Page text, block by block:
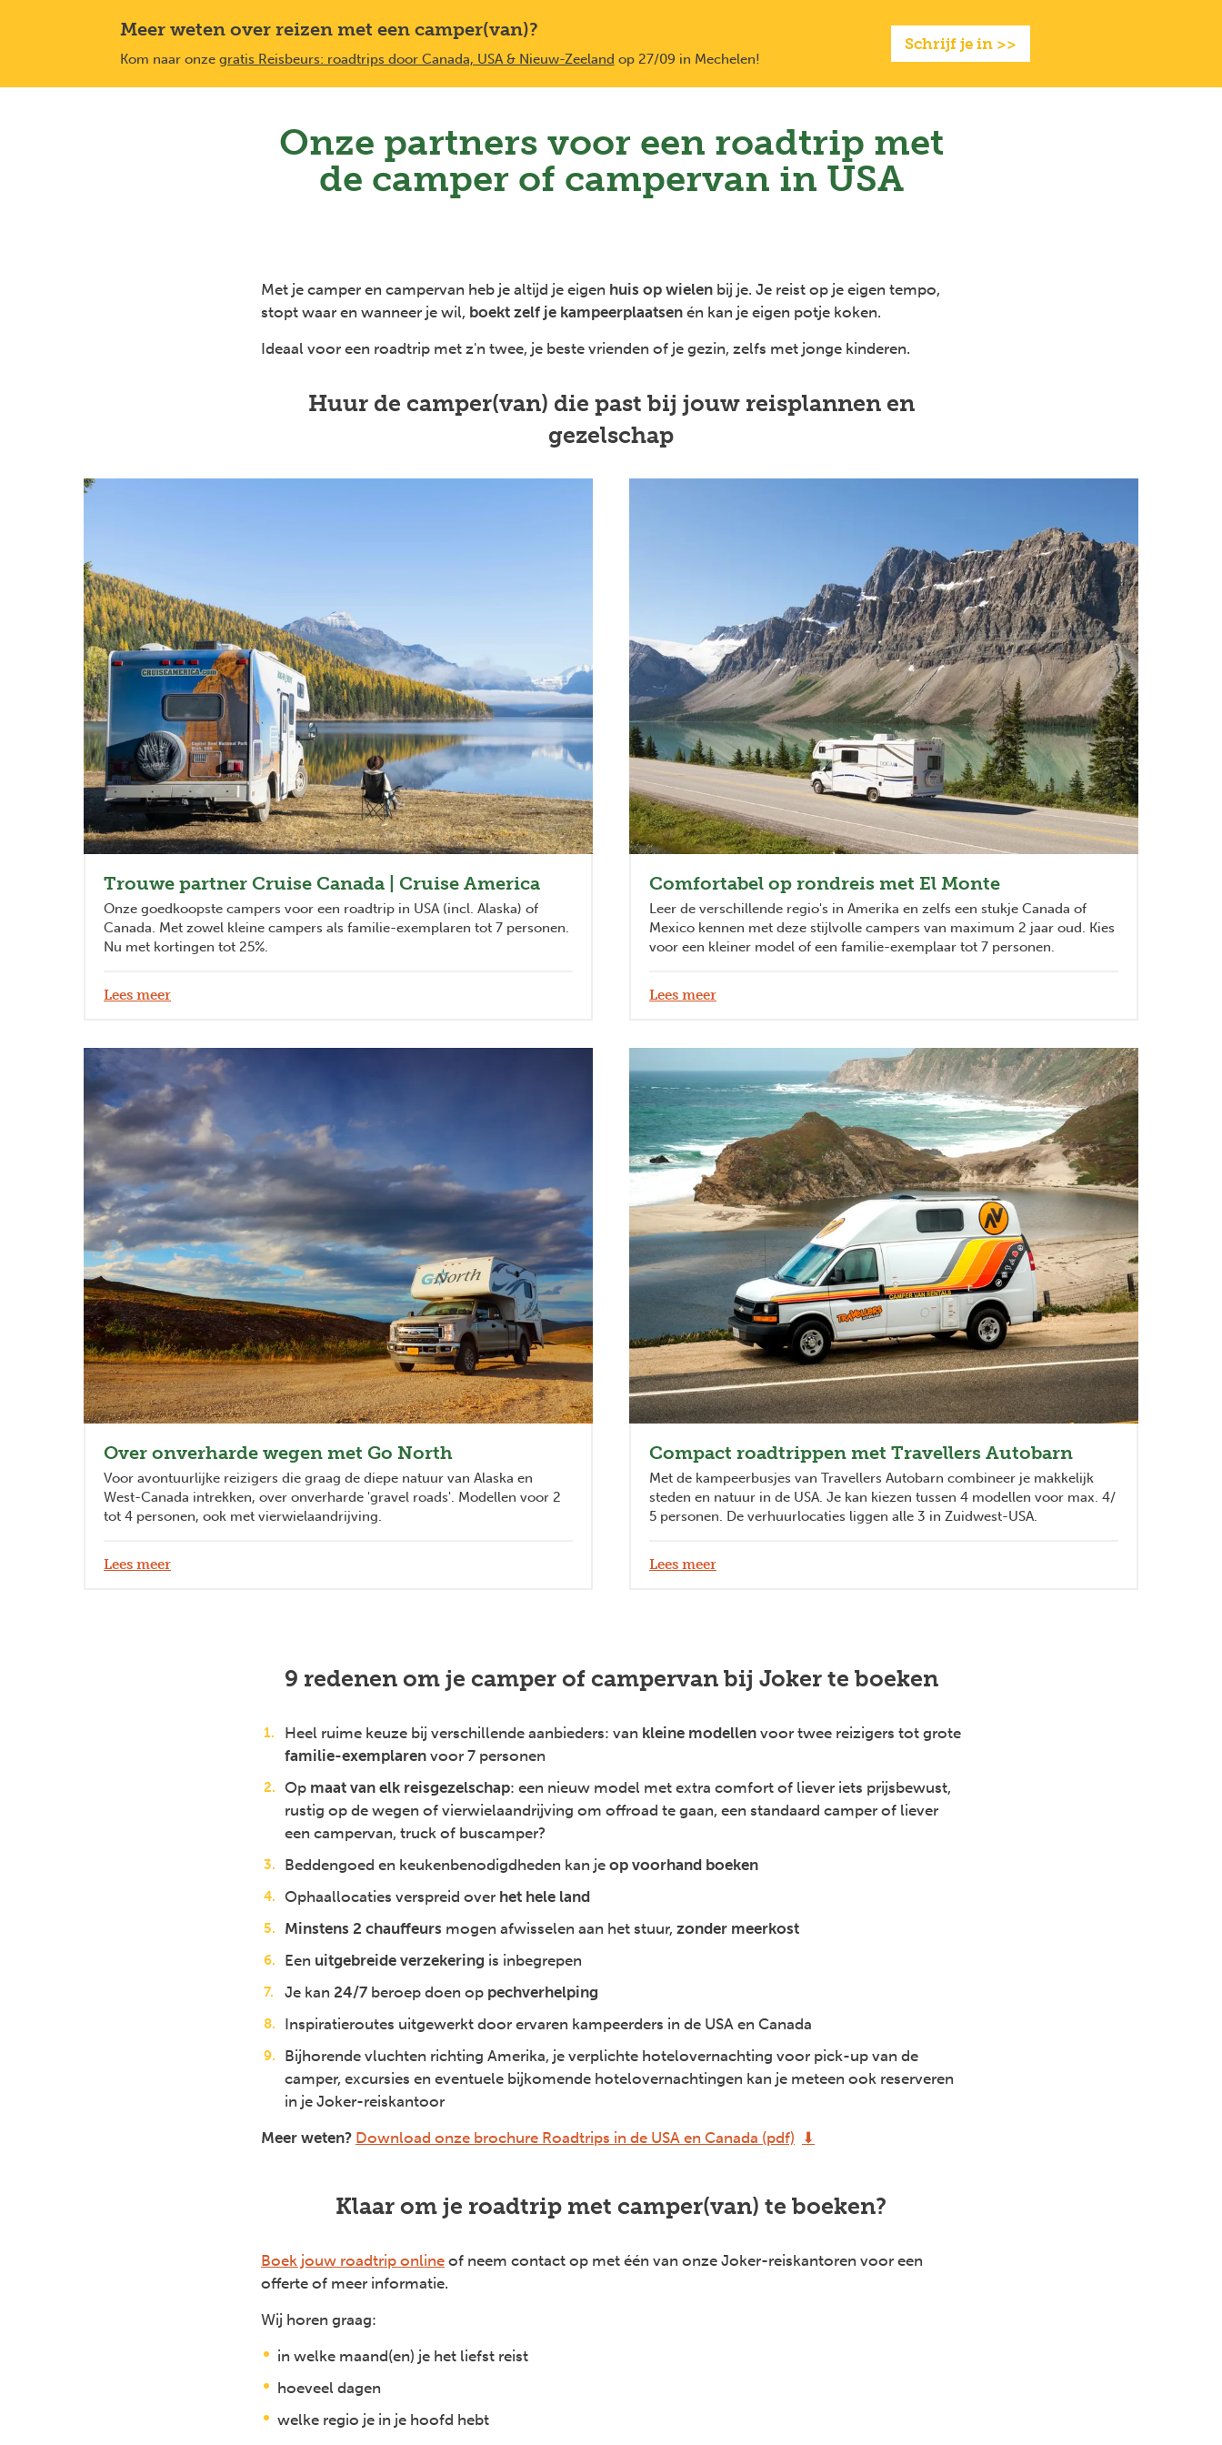
inhoud
Bob
Meer weten over reizen met een camper(van)?
Kom naar onze gratis Reisbeurs: roadtrips door Canada, USA & Nieuw-Zeeland op 27/09 in Mechelen!
Schrijf je in >>
Onze partners voor een roadtrip met
de camper of campervan in USA
Met je camper en campervan heb je altijd je eigen huis op wielen bij je. Je reist op je eigen tempo,
stopt waar en wanneer je wil, boekt zelf je kampeerplaatsen én kan je eigen potje koken.
Ideaal voor een roadtrip met z'n twee, je beste vrienden of je gezin, zelfs met jonge kinderen.
Huur de camper(van) die past bij jouw reisplannen en
gezelschap
Trouwe partner Cruise Canada | Cruise America
Onze goedkoopste campers voor een roadtrip in USA (incl. Alaska) of
Canada. Met zowel kleine campers als familie-exemplaren tot 7 personen.
Nu met kortingen tot 25%.
Lees meer
Comfortabel op rondreis met El Monte
Leer de verschillende regio's in Amerika en zelfs een stukje Canada of
Mexico kennen met deze stijlvolle campers van maximum 2 jaar oud. Kies
voor een kleiner model of een familie-exemplaar tot 7 personen.
Lees meer
Over onverharde wegen met Go North
Voor avontuurlijke reizigers die graag de diepe natuur van Alaska en
West-Canada intrekken, over onverharde 'gravel roads'. Modellen voor 2
tot 4 personen, ook met vierwielaandrijving.
Lees meer
Compact roadtrippen met Travellers Autobarn
Met de kampeerbusjes van Travellers Autobarn combineer je makkelijk
steden en natuur in de USA. Je kan kiezen tussen 4 modellen voor max. 4/
5 personen. De verhuurlocaties liggen alle 3 in Zuidwest-USA.
Lees meer
9 redenen om je camper of campervan bij Joker te boeken
Heel ruime keuze bij verschillende aanbieders: van kleine modellen voor twee reizigers tot grote
familie-exemplaren voor 7 personen
Op maat van elk reisgezelschap: een nieuw model met extra comfort of liever iets prijsbewust,
rustig op de wegen of vierwielaandrijving om offroad te gaan, een standaard camper of liever
een campervan, truck of buscamper?
Beddengoed en keukenbenodigdheden kan je op voorhand boeken
Ophaallocaties verspreid over het hele land
Minstens 2 chauffeurs mogen afwisselen aan het stuur, zonder meerkost
Een uitgebreide verzekering is inbegrepen
Je kan 24/7 beroep doen op pechverhelping
Inspiratieroutes uitgewerkt door ervaren kampeerders in de USA en Canada
Bijhorende vluchten richting Amerika, je verplichte hotelovernachting voor pick-up van de
camper, excursies en eventuele bijkomende hotelovernachtingen kan je meteen ook reserveren
in je Joker-reiskantoor
Meer weten? Download onze brochure Roadtrips in de USA en Canada (pdf) ⬇
Klaar om je roadtrip met camper(van) te boeken?
Boek jouw roadtrip online of neem contact op met één van onze Joker-reiskantoren voor een
offerte of meer informatie.
Wij horen graag:
in welke maand(en) je het liefst reist
hoeveel dagen
welke regio je in je hoofd hebt